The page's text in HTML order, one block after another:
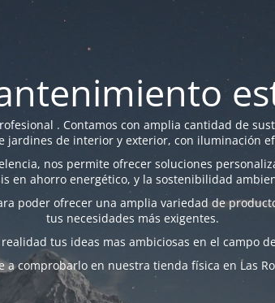
. Contamos con amplia cantidad de
jardines de interior y exterior, con iluminación
nos permite ofrecer soluciones
en ahorro energético, y la sostenibilidad
poder ofrecer una amplia variedad de
tus necesidades más exigentes.
tus ideas mas ambiciosas en el campo
a comprobarlo en nuestra tienda física en Las